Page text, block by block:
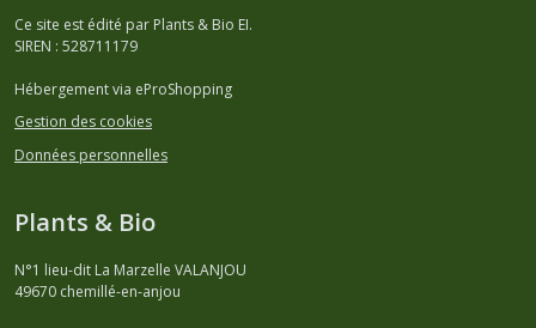
Ce site est édité par Plants & Bio EI.
SIREN : 528711179
Hébergement via eProShopping
Gestion des cookies
Données personnelles
Plants & Bio
N°1 lieu-dit La Marzelle VALANJOU
49670 chemillé-en-anjou